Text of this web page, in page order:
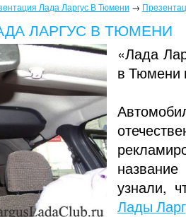
Лада Ларгус В Тюмени →
ЛАРГУС В ТЮМЕНИ
«Лада
в Тюмени
узнали,
Лады